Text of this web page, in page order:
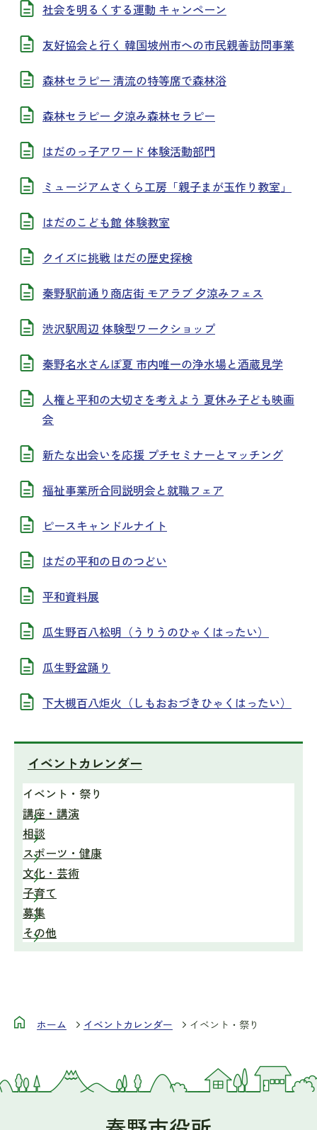
社会を明るくする運動 キャンペーン
友好協会と行く 韓国坡州市への市民親善訪問事業
森林セラピー 清流の特等席で森林浴
森林セラピー 夕涼み森林セラピー
はだのっ子アワード 体験活動部門
ミュージアムさくら工房「親子まが玉作り教室」
はだのこども館 体験教室
クイズに挑戦 はだの歴史探検
秦野駅前通り商店街 モアラブ 夕涼みフェス
渋沢駅周辺 体験型ワークショップ
秦野名水さんぽ夏 市内唯一の浄水場と酒蔵見学
人権と平和の大切さを考えよう 夏休み子ども映画
会
新たな出会いを応援 プチセミナーとマッチング
福祉事業所合同説明会と就職フェア
ピースキャンドルナイト
はだの平和の日のつどい
平和資料展
瓜生野百八松明（うりうのひゃくはったい）
瓜生野盆踊り
下大槻百八炬火（しもおおづきひゃくはったい）
イベントカレンダー
イベント・祭り
講座・講演
相談
スポーツ・健康
文化・芸術
子育て
募集
その他
ホーム イベントカレンダー イベント・祭り